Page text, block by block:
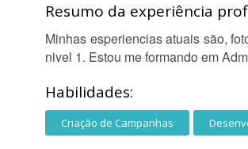
Resumo da experiência
Minhas esperiencias atuais são,
nivel 1. Estou me formando em
Habilidades:
Criação de Campanhas